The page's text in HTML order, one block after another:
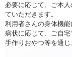
必要に応じて、ご本
ていただきます。
利用者さんの身体機能
病状に応じて、ご自宅
手作りおやつ等を通じ